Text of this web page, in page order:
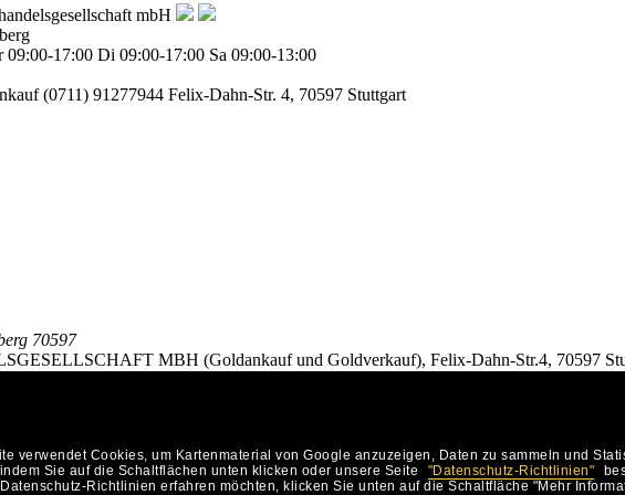
verwendet Cookies, um Kartenmaterial von Google anzuzeigen, Daten zu sammeln und
Sie auf die Schaltflächen unten klicken oder unsere Seite
"Datenschutz-Richtlinien"
Richtlinien erfahren möchten, klicken Sie unten auf die Schaltfläche "Mehr
mbH
09:00-17:00 Di 09:00-17:00 Sa 09:00-13:00
(0711) 91277944 Felix-Dahn-Str. 4, 70597 Stuttgart
70597
MBH (Goldankauf und Goldverkauf), Felix-Dahn-Str.4, 70597
apartments-stuttgart.de
Bewertungen auf Google.com